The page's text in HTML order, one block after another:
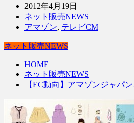
2012年4月19日
ネット販売NEWS
アマゾン, テレビCM
ネット販売NEWS
HOME
ネット販売NEWS
【EC動向】アマゾンジャパ